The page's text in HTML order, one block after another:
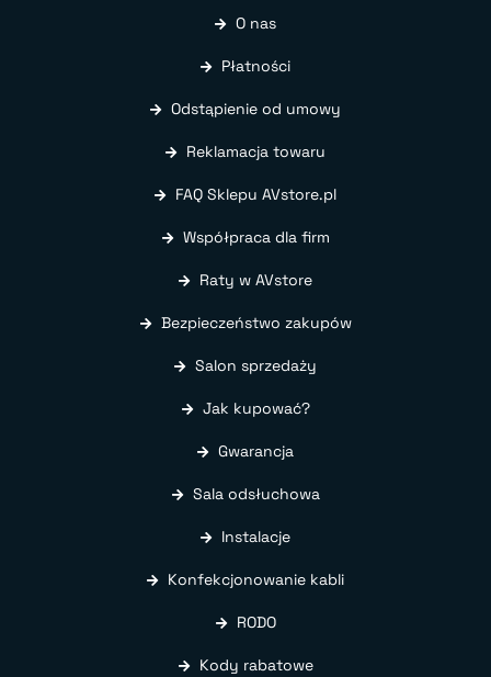
O nas
Płatności
Odstąpienie od umowy
Reklamacja towaru
FAQ Sklepu AVstore.pl
Współpraca dla firm
Raty w AVstore
Bezpieczeństwo zakupów
Salon sprzedaży
Jak kupować?
Gwarancja
Sala odsłuchowa
Instalacje
Konfekcjonowanie kabli
RODO
Kody rabatowe